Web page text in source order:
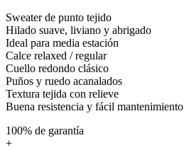
Sweater de punto tejido
Hilado suave, liviano y abrigado
Ideal para media estación
Calce relaxed / regular
Cuello redondo clásico
Puños y ruedo acanalados
Textura tejida con relieve
Buena resistencia y fácil mantenimiento
100% de garantía
+